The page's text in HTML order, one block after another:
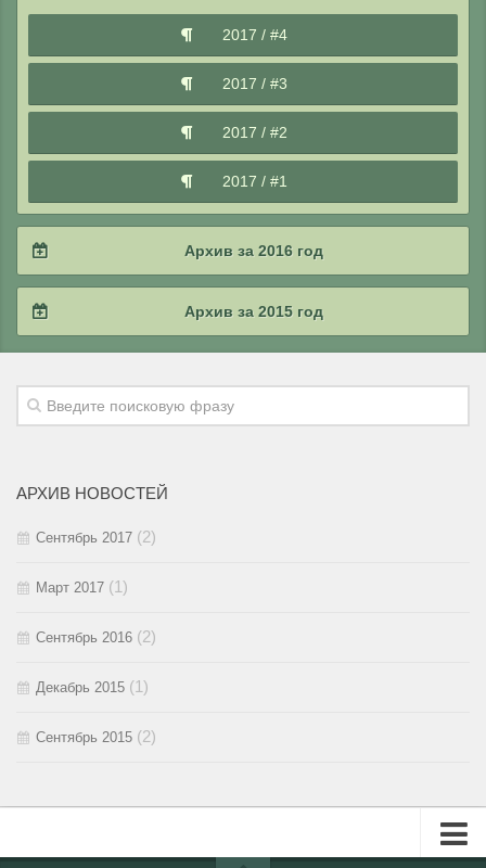
2018 / #3
2018 / #2
2018 / #1
2017 / #4
2017 / #3
2017 / #2
2017 / #1
Архив за 2016 год
2016 / #3
Архив за 2015 год
2015 / #3
АРХИВ НОВОСТЕЙ
Сентябрь 2017 (2)
Март 2017 (1)
Сентябрь 2016 (2)
Декабрь 2015 (1)
Сентябрь 2015 (2)